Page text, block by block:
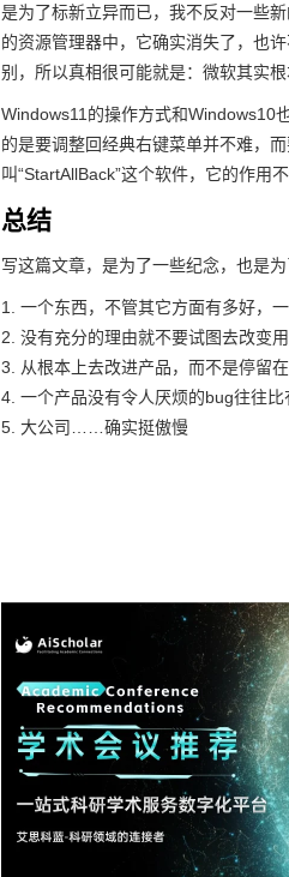
是为了标新立异而已，我不反对一些
的资源管理器中，它确实消失了，也
别，所以真相很可能就是：微软其实
Windows11的操作方式和Windows10
的是要调整回经典右键菜单并不难，
叫“StartAllBack”这个软件，它的作用
总结
写这篇文章，是为了一些纪念，也是为
1. 一个东西，不管其它方面有多好，
2. 没有充分的理由就不要试图去改变
3. 从根本上去改进产品，而不是停留
4. 一个产品没有令人厌烦的bug往往
5. 大公司……确实挺傲慢